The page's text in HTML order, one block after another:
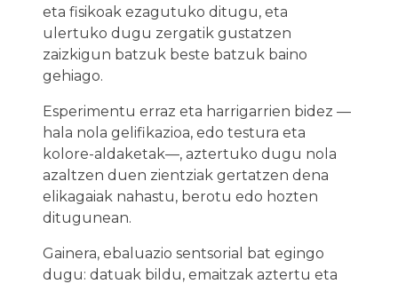
eta fisikoak ezagutuko ditugu, eta
ulertuko dugu zergatik gustatzen
zaizkigun batzuk beste batzuk baino
gehiago.
Esperimentu erraz eta harrigarrien bidez —
hala nola gelifikazioa, edo testura eta
kolore-aldaketak—, aztertuko dugu nola
azaltzen duen zientziak gertatzen dena
elikagaiak nahastu, berotu edo hozten
ditugunean.
Gainera, ebaluazio sentsorial bat egingo
dugu: datuak bildu, emaitzak aztertu eta